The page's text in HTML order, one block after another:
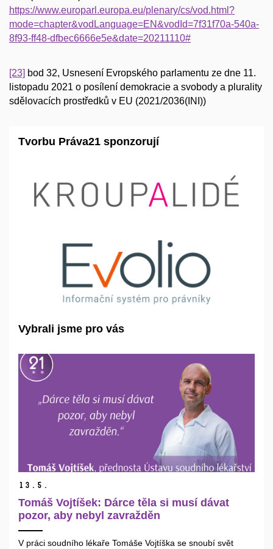
https://www.europarl.europa.eu/plenary/cs/vod.html?
mode=chapter&vodLanguage=EN&vodId=7f31f70a-540a-
8f93-ff48-dfbec6666e5e&date=20211110#
[23] bod 32, Usnesení Evropského parlamentu ze dne 11.
listopadu 2021 o posílení demokracie a svobody a plurality
sdělovacích prostředků v EU (2021/2036(INI))
Tvorbu Práva21 sponzorují
Vybrali jsme pro vás
13. 5.
Tomáš Vojtíšek: Dárce těla si musí dávat
pozor, aby nebyl zavražděn
V práci soudního lékaře Tomáše Vojtíška se snoubí svět